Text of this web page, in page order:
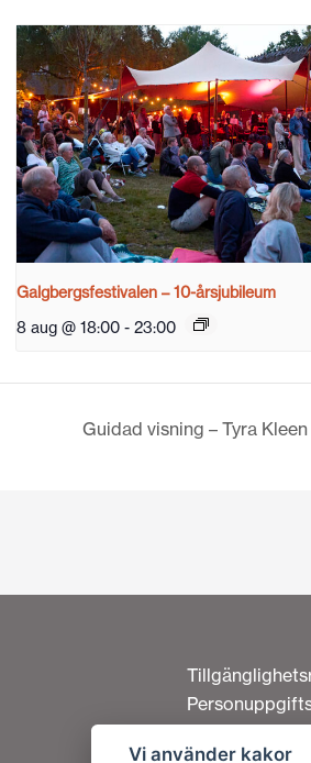
Galgbergsfestivalen – 10-årsjubileum
8 aug @ 18:00 - 23:00
Guidad visning – Tyra Kleen
Om cookies
Vi använder kakor